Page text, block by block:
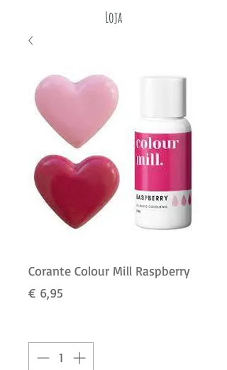
Loja
Corante Colour Mill Raspberry
€ 6,95